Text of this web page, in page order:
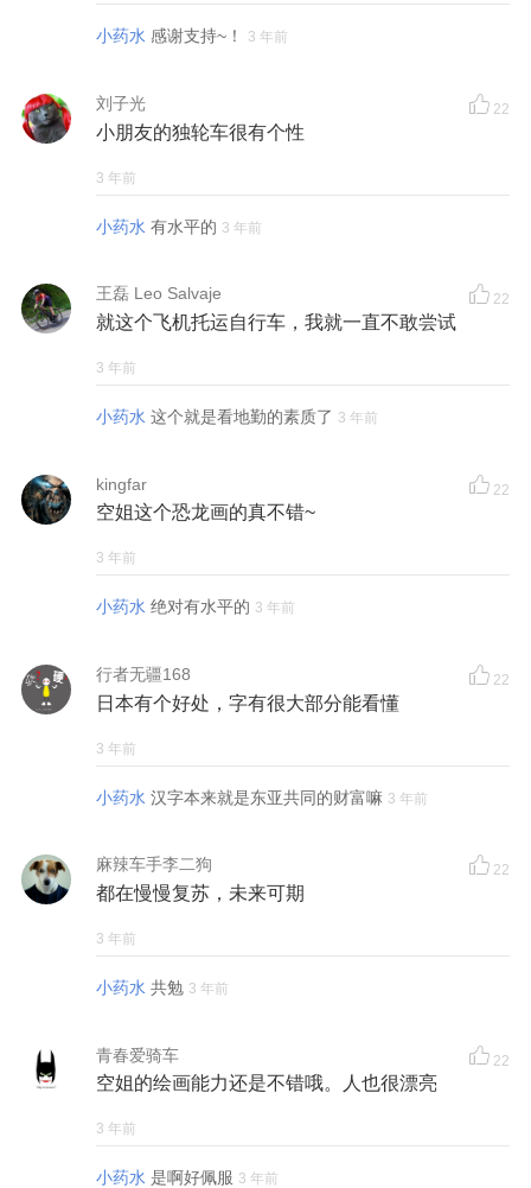
小药水 感谢支持~！ 3 年前
刘子光 22
小朋友的独轮车很有个性
3 年前
小药水 有水平的 3 年前
王磊 Leo Salvaje 22
就这个飞机托运自行车，我就一直不敢尝试
3 年前
小药水 这个就是看地勤的素质了 3 年前
kingfar 22
空姐这个恐龙画的真不错~
3 年前
小药水 绝对有水平的 3 年前
行者无疆168 22
日本有个好处，字有很大部分能看懂
3 年前
小药水 汉字本来就是东亚共同的财富嘛 3 年前
麻辣车手李二狗 22
都在慢慢复苏，未来可期
3 年前
小药水 共勉 3 年前
青春爱骑车 22
空姐的绘画能力还是不错哦。人也很漂亮
3 年前
小药水 是啊好佩服 3 年前